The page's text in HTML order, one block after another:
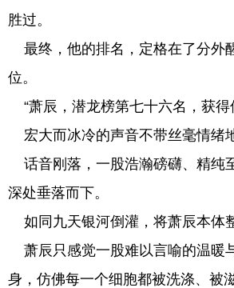
胜过。
最终，他的排名，定格在了分外
位。
“萧辰，潜龙榜第七十六名，获得
宏大而冰冷的声音不带丝毫情绪
话音刚落，一股浩瀚磅礴、精纯
深处垂落而下。
如同九天银河倒灌，将萧辰本体
萧辰只感觉一股难以言喻的温暖
身，仿佛每一个细胞都被洗涤、被滋